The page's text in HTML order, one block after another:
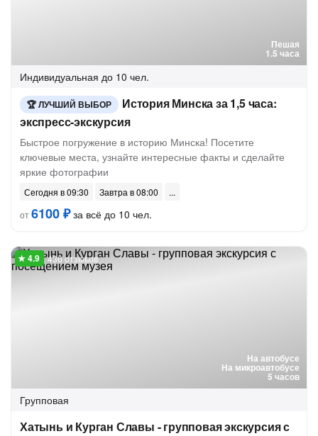
Пешая
1.5 часа
Индивидуальная до 10 чел.
ЛУЧШИЙ ВЫБОР
История Минска за 1,5 часа:
экспресс-экскурсия
Быстрое погружение в историю Минска! Посетите
ключевые места, узнайте интересные факты и сделайте
яркие фотографии
Сегодня в 09:30
Завтра в 08:00
от6100 ₽за всё до 10 чел.
На автобусе
На микроавтобусе
5 часов
436 отзывов
Групповая
Хатынь и Курган Славы - групповая экскурсия с